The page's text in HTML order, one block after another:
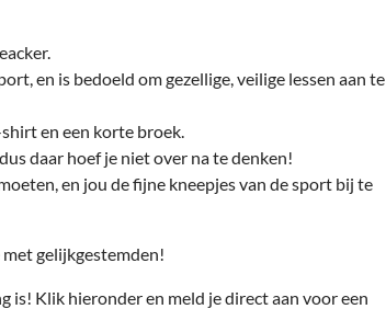
en is bedoeld om gezellige, veilige lessen aan te
en een korte broek.
daar hoef je niet over na te denken!
en jou de fijne kneepjes van de sport bij te
met gelijkgestemden!
is! Klik hieronder en meld je direct aan voor een